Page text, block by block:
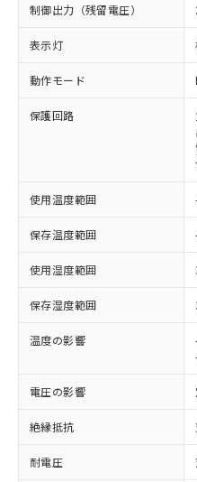
制御出力（残留電圧）
表示灯
動作モード
保護回路
使用温度範囲
保存温度範囲
使用湿度範囲
保存湿度範囲
温度の影響
電圧の影響
絶縁抵抗
耐電圧
ご利用条件
以下の条件をお読み
本サービスは
商品の当社在
(税抜)を提供
当社制御機器
本サービスの
ことをご了承
在庫状況およ
※1 対応状況
対応済み：EU
非含有に対応した製
対応予定：EU
商品です。
対応予定なし：EU
非含有に非対応の商
定はありません。
調査・確認中：EU
非含有の対応状況を
非該当品：ライセ
害物質有無と関係の
仕入先様の事情に
いたものが、含有品
むを得ず変更するこ
※1 中国
「○」：最大均質
基準値以下であるこ
「×」：最大均質
基準値を超えている
「－」：未確認で
当社は、これ
為替および外
（以下｢規制